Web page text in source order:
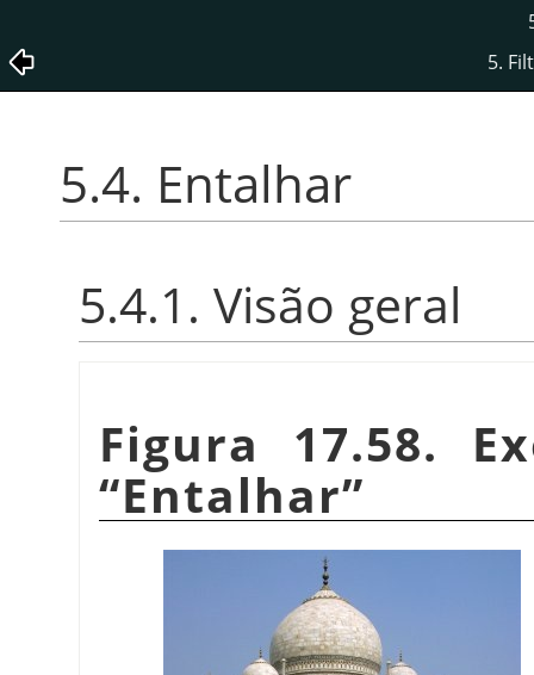
5.
5.4. Entalhar
5.4.1. Visão geral
Figura 17.58.
“Entalhar”